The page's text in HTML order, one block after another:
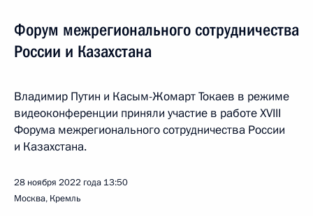
Форум межрегионального сотрудничества
России и Казахстана
Владимир Путин и Касым-Жомарт Токаев в режиме
видеоконференции приняли участие в работе XVIII
Форума межрегионального сотрудничества России
и Казахстана.
28 ноября 2022 года 13:50
Москва, Кремль